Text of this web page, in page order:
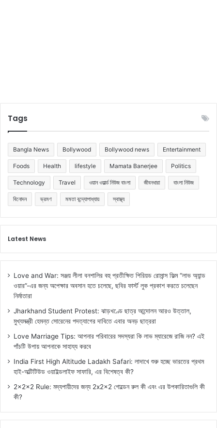
Tags
Bangla News Bollywood Bollywood news Entertainment
Foods Health lifestyle Mamata Banerjee Politics
Technology Travel ওয়ান ওয়ার্ল্ড নিউজ বাংলা জীবনধারা বাংলা নিউজ
বিনোদন ভ্রমণ মমতা বন্দ্যোপাধ্যায় স্বাস্থ্য
Latest News
Love and War: সঞ্জয় লীলা বনশালির বহু প্রতীক্ষিত পিরিয়ড রোমান্স ফিল্ম “লাভ অ্যান্ড
ওয়ার”-এর জন্য অপেক্ষার অবসান হতে চলেছে, ছবির ফার্স্ট লুক প্রকাশ করতে চলেছেন
নির্মাতারা
Jharkhand Student Protest: ঝাড়খণ্ডে ছাত্র আন্দোলন আরও উত্তাল,
মুখ্যমন্ত্রী হেমন্ত সোরেনের পদত্যাগের দাবিতে এবার অনড় ছাত্ররা
Love Marriage Tips: আপনার পরিবারের সদস্যরা কি লাভ ম্যারেজে রাজি নন? এই
পাঁচটি উপায় আপনাকে সাহায্য করবে
India First High Altitude Ladakh Safari: লাদাখে শুরু হচ্ছে ভারতের প্রথম
হাই-অল্টিটিউড ওয়াইল্ডলাইফ সাফারি, এর বিশেষত্ব কী?
2x2x2 Rule: মদ্যপায়ীদের জন্য 2x2x2 গোল্ডেন রুল কী এবং এর উপকারিতাগুলি কী
কী?